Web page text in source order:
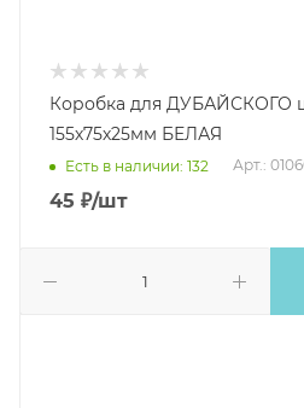
Коробка для ДУБАЙСКОГО
155х75х25мм БЕЛАЯ
Есть в наличии: 132 Арт.:
45 ₽/шт